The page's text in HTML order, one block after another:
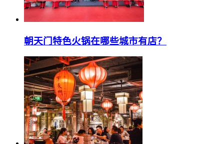
朝天门特色火锅在哪些城市有店？